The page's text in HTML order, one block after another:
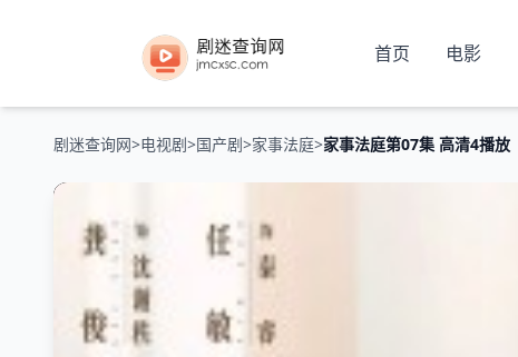
首页 电影
剧迷查询网>电视剧>国产剧>家事法庭>家事法庭第07集 高清4播放